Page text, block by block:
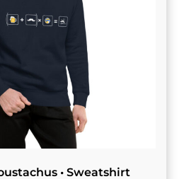
• Sweatshirt